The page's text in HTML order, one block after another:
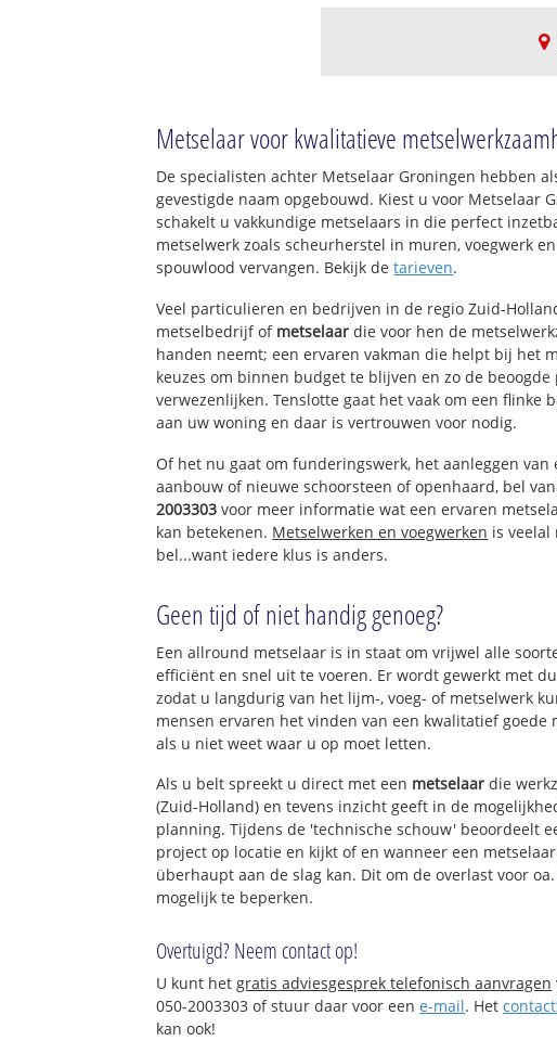
Spuilaan
De Kapel
Rugge
Noord Meeuwenoord
Kleine Goote
Nieuwland
Metselaar voor kwalitatieve
De specialisten achter Metselaar Groningen hebben
gevestigde naam opgebouwd. Kiest u voor Metselaar
schakelt u vakkundige metselaars in die perfect
metselwerk zoals scheurherstel in muren, voegwerk
spouwlood vervangen. Bekijk detarieven.
Veel particulieren en bedrijven in de regio Zuid-
metselbedrijf of metselaar die voor hen de
handen neemt; een ervaren vakman die helpt bij het
keuzes om binnen budget te blijven en zo de beoogde
verwezenlijken. Tenslotte gaat het vaak om een flinke
aan uw woning en daar is vertrouwen voor nodig.
Of het nu gaat om funderingswerk, het aanleggen van
aanbouw of nieuwe schoorsteen of openhaard, bel
2003303 voor meer informatie wat een ervaren
kan betekenen. Metselwerken en voegwerken is veelal
bel...want iedere klus is anders.
Geen tijd of niet handig genoeg?
Een allround metselaar is in staat om vrijwel alle
efficiënt en snel uit te voeren. Er wordt gewerkt met
zodat u langdurig van het lijm-, voeg- of metselwerk
mensen ervaren het vinden van een kwalitatief goede
als u niet weet waar u op moet letten.
Als u belt spreekt u direct met een metselaar die
(Zuid-Holland) en tevens inzicht geeft in de
planning. Tijdens de 'technische schouw' beoordeelt
project op locatie en kijkt of en wanneer een
überhaupt aan de slag kan. Dit om de overlast voor
mogelijk te beperken.
Overtuigd? Neem contact op!
U kunt hetgratis adviesgesprek telefonisch aanvragen
050-2003303 of stuur daar voor eene-mail. Het
kan ook!